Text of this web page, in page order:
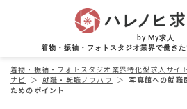
by My求人
着物・振袖・フォトスタジオ業界で働き
着物・振袖・フォトスタジオ業界特化型求人サイ
ナビ
＞就職・転職ノウハウ ＞ 写真館への就職
ためのポイント